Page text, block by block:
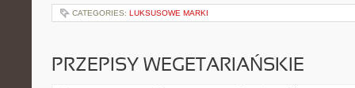
CATEGORIES: LUKSUSOWE MARKI
PRZEPISY WEGETARIAŃSKIE